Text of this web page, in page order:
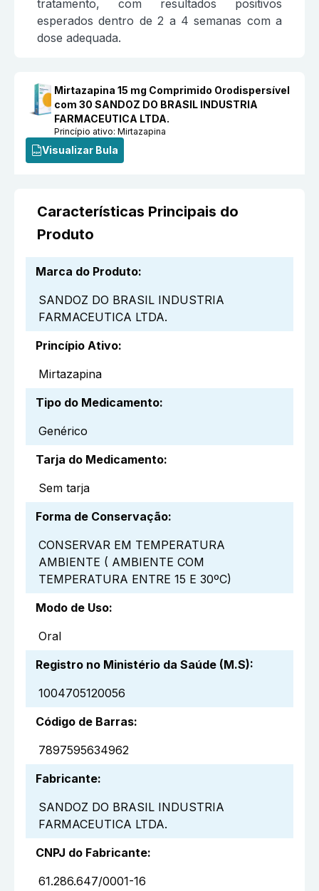
tratamento, com resultados positivos
esperados dentro de 2 a 4 semanas com a
dose adequada.
Mirtazapina 15 mg Comprimido Orodispersível
com 30 SANDOZ DO BRASIL INDUSTRIA
FARMACEUTICA LTDA.
Princípio ativo:Mirtazapina
Visualizar Bula
Características Principais do
Produto
Marca do Produto:
SANDOZ DO BRASIL INDUSTRIA
FARMACEUTICA LTDA.
Princípio Ativo:
Mirtazapina
Tipo do Medicamento:
Genérico
Tarja do Medicamento:
Sem tarja
Forma de Conservação:
CONSERVAR EM TEMPERATURA
AMBIENTE ( AMBIENTE COM
TEMPERATURA ENTRE 15 E 30ºC)
Modo de Uso:
Oral
Registro no Ministério da Saúde (M.S):
1004705120056
Código de Barras:
7897595634962
Fabricante:
SANDOZ DO BRASIL INDUSTRIA
FARMACEUTICA LTDA.
CNPJ do Fabricante:
61.286.647/0001-16